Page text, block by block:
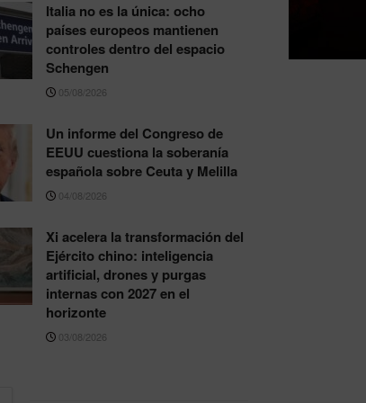
Italia no es la única: ocho
países europeos mantienen
controles dentro del espacio
Schengen
05/08/2026
Un informe del Congreso de
EEUU cuestiona la soberanía
española sobre Ceuta y Melilla
04/08/2026
Xi acelera la transformación del
Ejército chino: inteligencia
artificial, drones y purgas
internas con 2027 en el
horizonte
03/08/2026